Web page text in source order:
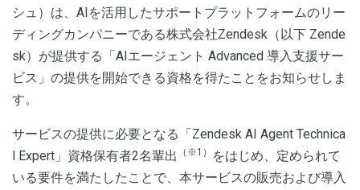
シュ）は 、AIを活用したサポートプラットフォームのリー
ディングカンパニーである株式会社Zendesk（以下 Zende
sk）が提供する「AIエージェント Advanced 導入支援サー
ビス」の提供を開始できる資格を得たことをお知らせしま
す。
サービスの提供に必要となる「Zendesk AI Agent Technica
l Expert」資格保有者2名輩出
（※1）
をはじめ、定められて
いる要件を満たしたことで、本サービスの販売および導入